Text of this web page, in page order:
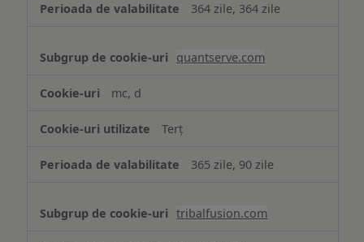
364 zile, 364 zile
quantserve.com
mc, d
Terț
365 zile, 90 zile
tribalfusion.com